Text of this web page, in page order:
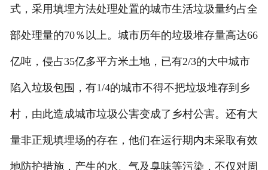
式，采用填埋方法处理处置的城市生活垃圾量约占全
部处理量的70％以上。城市历年的垃圾堆存量高达66
亿吨，侵占35亿多平方米土地，已有2/3的大中城市
陷入垃圾包围，有1/4的城市不得不把垃圾堆存到乡
村，由此造成城市垃圾公害变成了乡村公害。还有大
量非正规填埋场的存在，他们在运行期内未采取有效
地防护措施，产生的水、气及臭味等污染，不仅对周